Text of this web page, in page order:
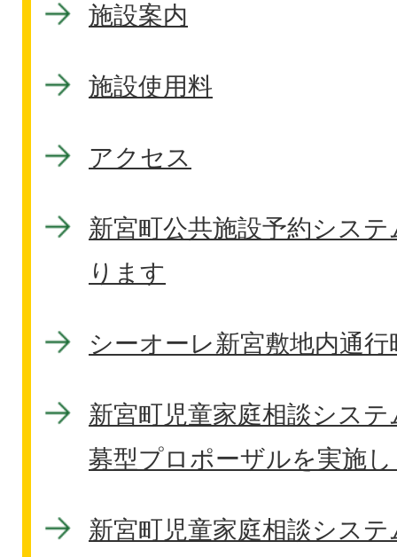
施設案内
施設使用料
アクセス
新宮町公共施設予約シス
ります
シーオーレ新宮敷地内通
新宮町児童家庭相談シス
募型プロポーザルを実施
新宮町児童家庭相談シス